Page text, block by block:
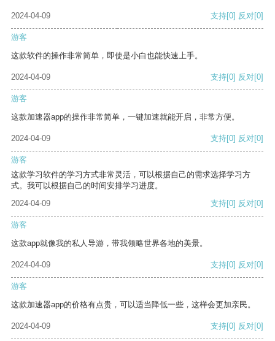
2024-04-09 支持[0] 反对[0]
游客
这款软件的操作非常简单，即使是小白也能快速上手。
2024-04-09 支持[0] 反对[0]
游客
这款加速器app的操作非常简单，一键加速就能开启，非常方便。
2024-04-09 支持[0] 反对[0]
游客
这款学习软件的学习方式非常灵活，可以根据自己的需求选择学习方
式。我可以根据自己的时间安排学习进度。
2024-04-09
支持[0] 反对[0]
游客
这款app就像我的私人导游，带我领略世界各地的美景。
2024-04-09 支持[0] 反对[0]
游客
这款加速器app的价格有点贵，可以适当降低一些，这样会更加亲民。
2024-04-09 支持[0] 反对[0]